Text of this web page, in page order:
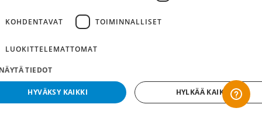
KOHDENTAVAT TOIMINNALLISET
LUOKITTELEMATTOMAT
TIEDOT
HYVÄKSY KAIKKI HYLKÄÄ KAIKKI